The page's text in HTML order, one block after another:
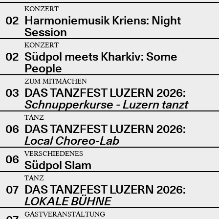
02
KONZERT
Harmoniemusik Kriens: Night
Session
02
KONZERT
Südpol meets Kharkiv: Some
People
03
ZUM MITMACHEN
DAS TANZFEST LUZERN 2026:
Schnupperkurse - Luzern tanzt
06
TANZ
DAS TANZFEST LUZERN 2026:
Local Choreo-Lab
06
VERSCHIEDENES
Südpol Slam
07
TANZ
DAS TANZFEST LUZERN 2026:
LOKALE BÜHNE
GASTVERANSTALTUNG